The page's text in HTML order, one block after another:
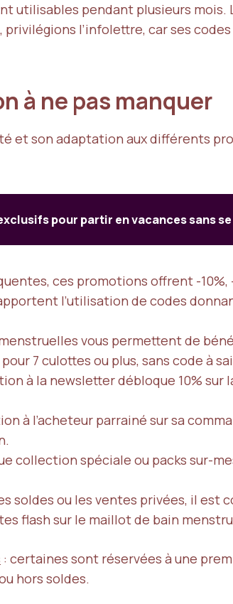
utilisables pendant plusieurs
l’infolettre, car ses
à ne pas manquer
et son adaptation aux différents
pour partir en vacances sans
ces promotions offrent -10%,
l’utilisation de codes
vous permettent de
7 culottes ou plus, sans code à
à la newsletter débloque 10%
à l’acheteur parrainé sur sa
collection spéciale ou packs sur-
soldes ou les ventes privées, il est
flash sur le maillot de bain
: certaines sont réservées à une
hors soldes.